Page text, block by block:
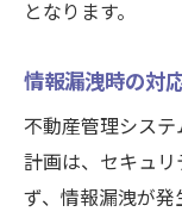
となります。
情報漏洩時の対
不動産管理シス
計画は、セキュリ
ず、情報漏洩が